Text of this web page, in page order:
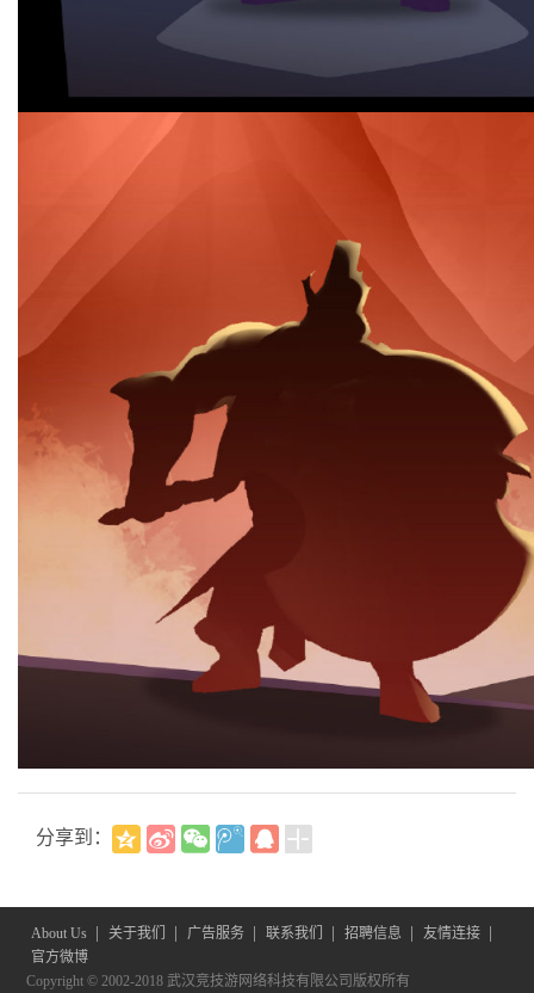
分享到：
About Us 关于我们 广告服务 联系我们 招聘信息 友情连接
官方微博
Copyright © 2002-2018 武汉竞技游网络科技有限公司版权所有